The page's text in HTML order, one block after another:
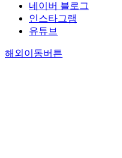
네이버 블로그
인스타그램
유튜브
해외이동버튼